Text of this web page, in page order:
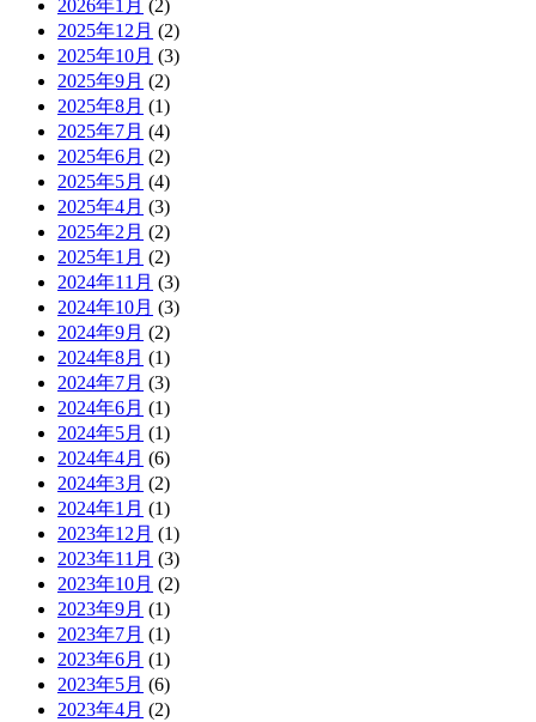
2026年1月 (2)
2025年12月 (2)
2025年10月 (3)
2025年9月 (2)
2025年8月 (1)
2025年7月 (4)
2025年6月 (2)
2025年5月 (4)
2025年4月 (3)
2025年2月 (2)
2025年1月 (2)
2024年11月 (3)
2024年10月 (3)
2024年9月 (2)
2024年8月 (1)
2024年7月 (3)
2024年6月 (1)
2024年5月 (1)
2024年4月 (6)
2024年3月 (2)
2024年1月 (1)
2023年12月 (1)
2023年11月 (3)
2023年10月 (2)
2023年9月 (1)
2023年7月 (1)
2023年6月 (1)
2023年5月 (6)
2023年4月 (2)